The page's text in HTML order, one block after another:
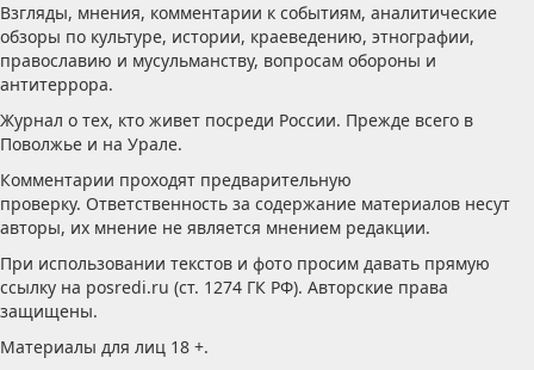
Взгляды, мнения, комментарии к событиям, аналитические
обзоры по культуре, истории, краеведению, этнографии,
православию и мусульманству, вопросам обороны и
антитеррора.
Журнал о тех, кто живет посреди России. Прежде всего в
Поволжье и на Урале.
Комментарии проходят предварительную
проверку. Ответственность за содержание материалов несут
авторы, их мнение не является мнением редакции.
При использовании текстов и фото просим давать прямую
ссылку на posredi.ru (ст. 1274 ГК РФ). Авторские права
защищены.
Материалы для лиц 18 +.